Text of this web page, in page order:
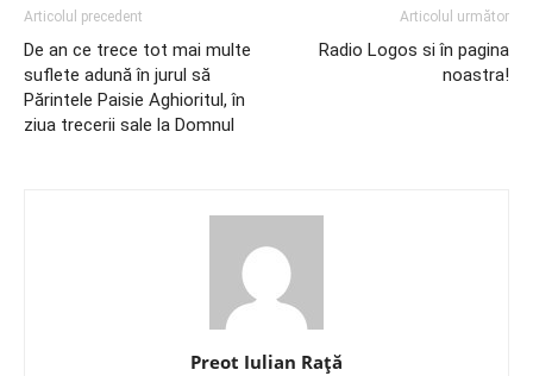
Articolul precedent
De an ce trece tot mai multe
suflete adună în jurul să
Părintele Paisie Aghioritul, în
ziua trecerii sale la Domnul
Articolul următor
Radio Logos si în pagina
noastra!
Preot Iulian Raţă